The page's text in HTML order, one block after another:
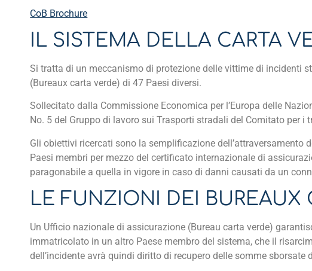
CoB Brochure
IL SISTEMA DELLA CARTA
Si tratta di un meccanismo di protezione delle vittime di incidenti
(Bureaux carta verde) di 47 Paesi diversi.
Sollecitato dalla Commissione Economica per l’Europa delle
No. 5 del Gruppo di lavoro sui Trasporti stradali del Comitato per
Gli obiettivi ricercati sono la semplificazione
Paesi membri per mezzo del certificato internazionale di
paragonabile a quella in vigore in caso di danni causati da un
LE FUNZIONI DEI BUREAUX
Un Ufficio nazionale di assicurazione (Bureau carta verde)
immatricolato in un altro Paese membro del sistema, che il
dell’incidente avrà quindi diritto di recupero delle somme sborsate